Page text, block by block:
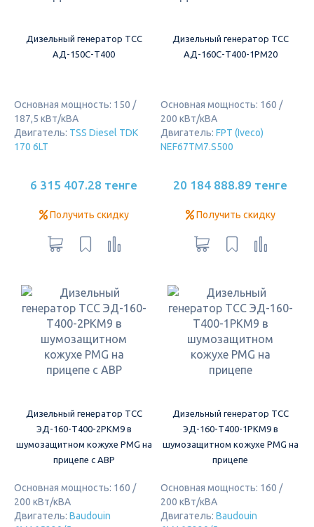
Дизельный генератор ТСС
АД-150С-Т400
Основная мощность: 150 /
187,5 кВт/кВА
Двигатель: TSS Diesel TDK
170 6LT
6 315 407.28 тенге
Получить скидку
Дизельный генератор ТСС
АД-160С-Т400-1РМ20
Основная мощность: 160 /
200 кВт/кВА
Двигатель: FPT (Iveco)
NEF67TM7.S500
20 184 888.89 тенге
Получить скидку
Дизельный генератор ТСС
ЭД-160-Т400-2РКМ9 в
шумозащитном кожухе PMG на
прицепе с АВР
Основная мощность: 160 /
200 кВт/кВА
Двигатель: Baudouin
Дизельный генератор ТСС
ЭД-160-Т400-1РКМ9 в
шумозащитном кожухе PMG на
прицепе
Основная мощность: 160 /
200 кВт/кВА
Двигатель: Baudouin